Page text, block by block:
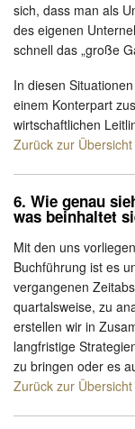
sich, dass man als
des eigenen
schnell das „große
In diesen
einem Konterpart
wirtschaftlichen
Zurück zur Übersicht
6. Wie genau
was beinhaltet
Mit den uns
Buchführung ist es
vergangenen
quartalsweise, zu
erstellen wir in
langfristige
zu bringen oder es
Zurück zur Übersicht